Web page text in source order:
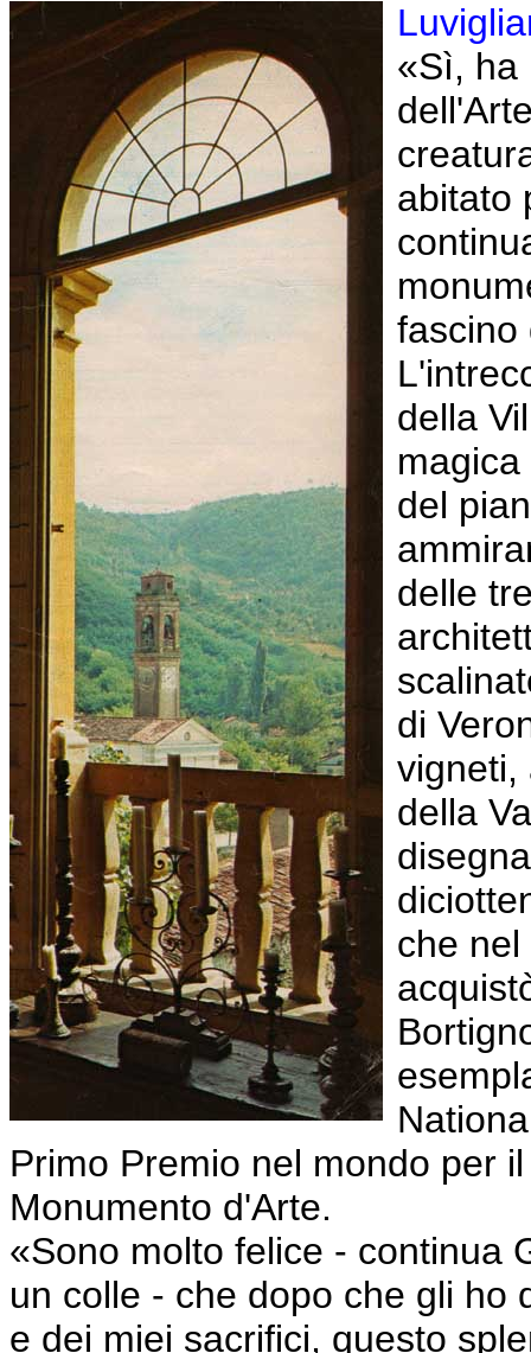
«Sì, ha
abitato
fascino
della
del
delle
di
vigneti,
della
che
Primo Premio nel mondo per
Monumento d'Arte.
«Sono molto felice - continua
un colle - che dopo che gli ho
e dei miei sacrifici, questo